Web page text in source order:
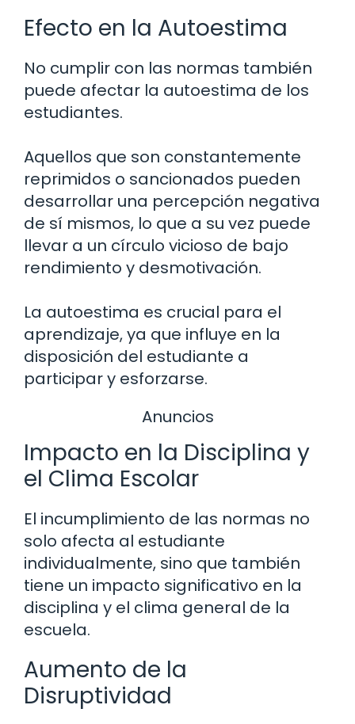
Efecto en la Autoestima
No cumplir con las normas también
puede afectar la autoestima de los
estudiantes.
Aquellos que son constantemente
reprimidos o sancionados pueden
desarrollar una percepción negativa
de sí mismos, lo que a su vez puede
llevar a un círculo vicioso de bajo
rendimiento y desmotivación.
La autoestima es crucial para el
aprendizaje, ya que influye en la
disposición del estudiante a
participar y esforzarse.
Anuncios
Impacto en la Disciplina y
el Clima Escolar
El incumplimiento de las normas no
solo afecta al estudiante
individualmente, sino que también
tiene un impacto significativo en la
disciplina y el clima general de la
escuela.
Aumento de la
Disruptividad